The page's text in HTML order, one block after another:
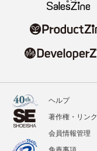
ヘルプ
著作権・リンク
会員情報管理